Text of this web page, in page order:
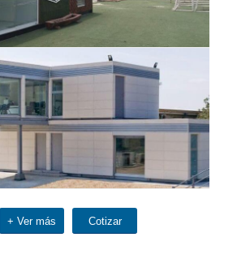
+ Ver más Cotizar